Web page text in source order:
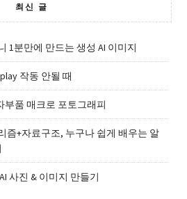
최신 글
1분만에 만드는 생성 AI 이미지
작동 안될 때
품 매크로 포토그래피
즘+자료구조, 누구나 쉽게 배우는 알
사진 & 이미지 만들기